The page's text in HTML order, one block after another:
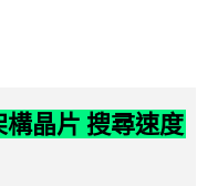
晶片 搜尋速度